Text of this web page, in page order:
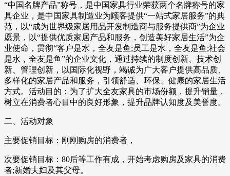
“中国名牌产品”称号，是中国家具行业荣获两个名牌称号的家
具企业，是中国家具制造业为顾客提供“一站式家居服务”的典
范，以“成为世界级家居用品开发制造商与服务提供商”为企业
愿景，以“提供优质家居产品和服务，创造美好家居生活”为企
业使命，贯彻“客户是水，全友是鱼;员工是水，全友是鱼;社会
是水，全友是鱼”的企业文化，通过持续的制度创新、技术创
新、管理创新，以国际化视野，竭诚为广大客户提供高品质、
多样化的家居产品和服务，引领舒适、环保、健康的家居生活
方式。活动目的：为了扩大全友家具的市场份额，提升销量，
树立在消费者心目中的良好形象，提升品牌认知度及美誉度。
二、活动对象
主要促销目标：刚刚购房的消费者，
次要促销目标：80后等工作有成，开始考虑购房及家具的消费
者;新婚夫妇及其父母。